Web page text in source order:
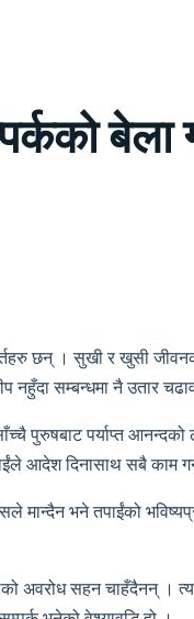
बेला
छन् । सुखी र खुसी जीवनका
नहुँदा सम्बन्धमा नै उतार
पुरुषबाट पर्याप्त
आदेश दिनासाथ सबै काम
मान्दैन भने तपाईंको
अवरोध सहन चाहँदैनन् ।